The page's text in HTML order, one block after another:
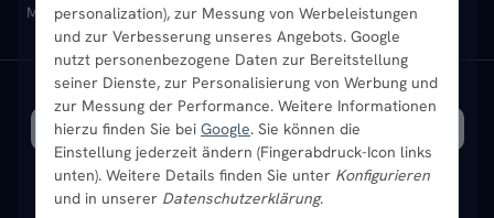
personalization), zur Messung von Werbeleistungen
und zur Verbesserung unseres Angebots. Google
nutzt personenbezogene Daten zur Bereitstellung
seiner Dienste, zur Personalisierung von Werbung und
zur Messung der Performance. Weitere Informationen
hierzu finden Sie bei Google. Sie können die
Einstellung jederzeit ändern (Fingerabdruck-Icon links
unten). Weitere Details finden Sie unter Konfigurieren
und in unserer Datenschutzerklärung.
Sendung verfolgen
Ratgeber
Bestpreisgarantie
Aktuelle Angebote
Mischbetrieb-HeizkörperHeizkörper-ZubehörAktuelle Angebote
SICHERE ZAHLUNG VERSAND MIT